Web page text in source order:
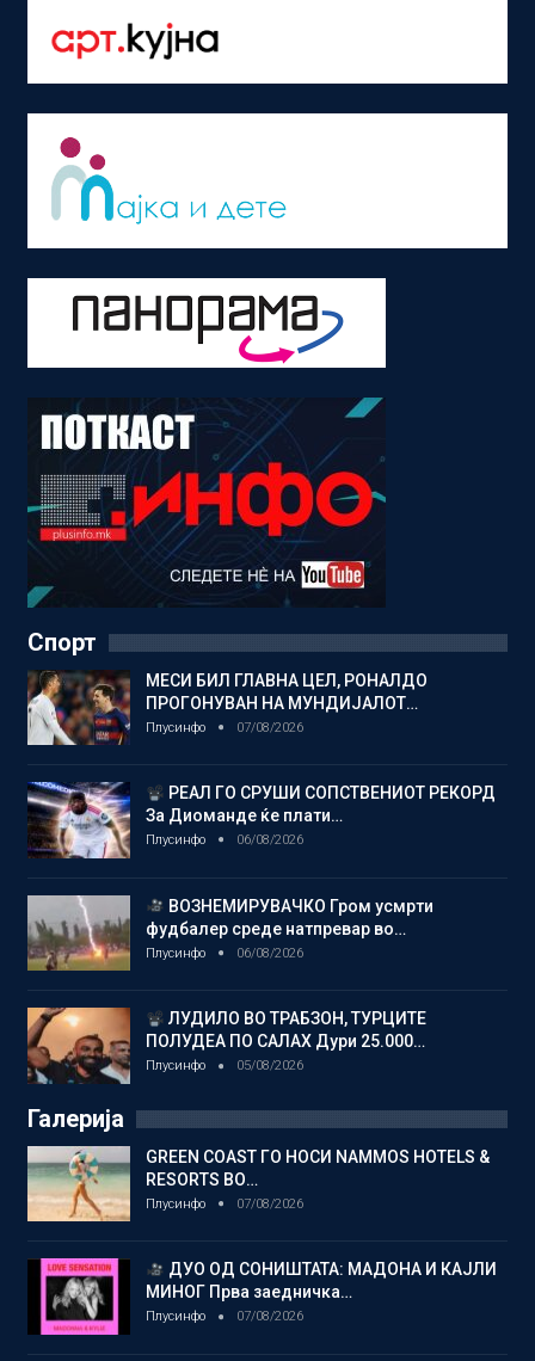
Спорт
МЕСИ БИЛ ГЛАВНА ЦЕЛ, РОНАЛДО
ПРОГОНУВАН НА МУНДИЈАЛОТ…
Плусинфо 07/08/2026
РЕАЛ ГО СРУШИ СОПСТВЕНИОТ РЕКОРД
За Диоманде ќе плати…
Плусинфо 06/08/2026
ВОЗНЕМИРУВАЧКО Гром усмрти
фудбалер среде натпревар во…
Плусинфо 06/08/2026
ЛУДИЛО ВО ТРАБЗОН, ТУРЦИТЕ
ПОЛУДЕА ПО САЛАХ Дури 25.000…
Плусинфо 05/08/2026
Галерија
GREEN COAST ГО НОСИ NAMMOS HOTELS &
RESORTS ВО…
Плусинфо 07/08/2026
ДУО ОД СОНИШТАТА: МАДОНА И КАЈЛИ
МИНОГ Прва заедничка…
Плусинфо 07/08/2026